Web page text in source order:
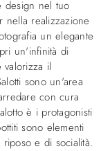
design nel tuo
nella realizzazione
un elegante
un'infinità di
il
sono un'area
con cura
è i protagonisti
sono elementi
e di socialità.